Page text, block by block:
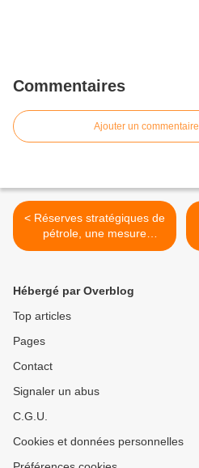
Commentaires
Ajouter un commentaire
< Réserves stratégiques de
pétrole, une mesure
électorale selon BAYROU
Hébergé par Overblog
Top articles
Pages
Contact
Signaler un abus
C.G.U.
Cookies et données personnelles